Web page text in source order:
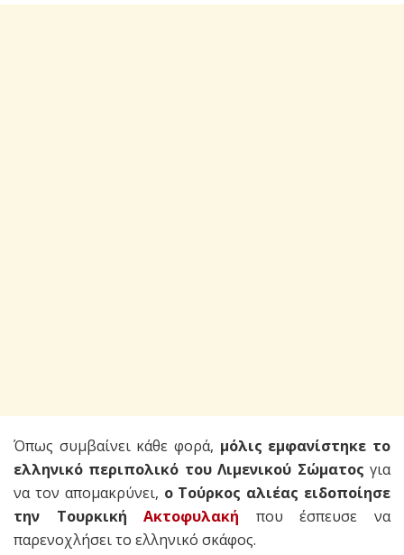
Όπως συμβαίνει κάθε φορά, μόλις εμφανίστηκε το
ελληνικό περιπολικό του Λιμενικού Σώματος για
να τον απομακρύνει, ο Τούρκος αλιέας ειδοποίησε
την ΤουρκικήΑκτοφυλακή που έσπευσε να
παρενοχλήσει το ελληνικό σκάφος.